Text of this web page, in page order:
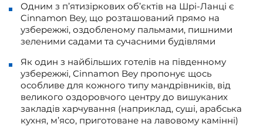
Одним з п’ятизіркових об’єктів на Шрі-Ланці є
Cinnamon Bey, що розташований прямо на
узбережжі, оздобленому пальмами, пишними
зеленими садами та сучасними будівлями
Як один з найбільших готелів на південному
узбережжі, Cinnamon Bey пропонує щось
особливе для кожного типу мандрівників, від
великого оздоровчого центру до вишуканих
закладів харчування (наприклад, суші, арабська
кухня, м’ясо, приготоване на лавовому камінні)